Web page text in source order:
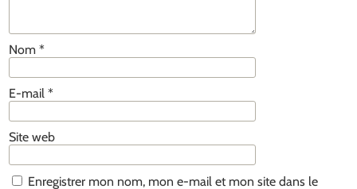
Nom *
E-mail *
Site web
Enregistrer mon nom, mon e-mail et mon site dans le